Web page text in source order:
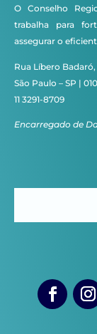
O Conselho
trabalha para
assegurar o
Rua Líbero Badaró,
São Paulo – SP |
11 3291-8709
Encarregado de